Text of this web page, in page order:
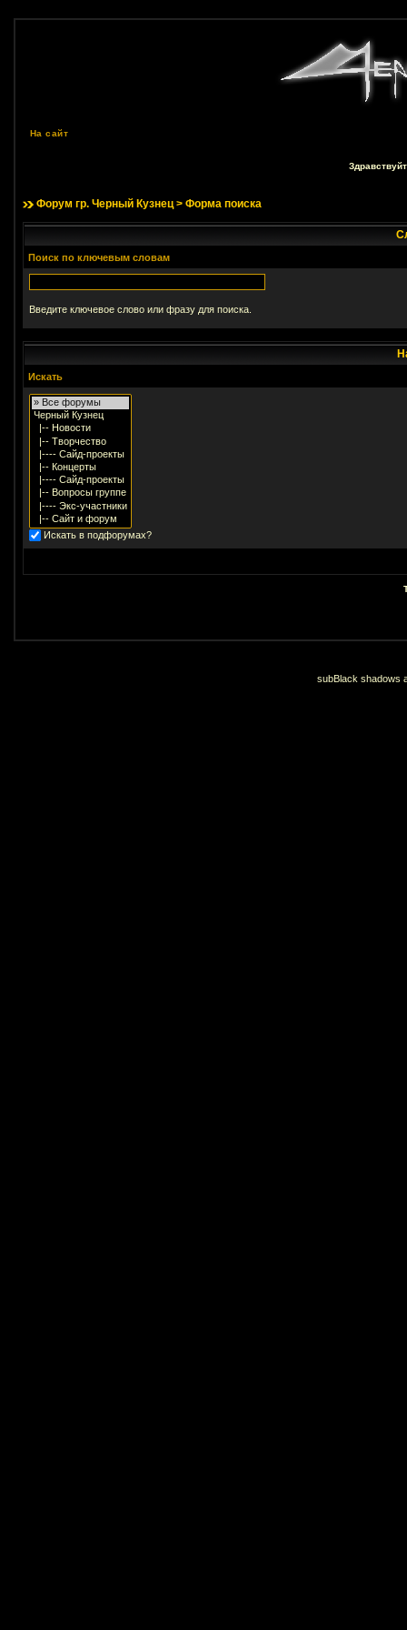
На сайт
Форум гр. Черный Кузнец> Форма поиска
Поиск по ключевым словам
Введите ключевое слово или фразу для поиска.
Искать
Искать в подфорумах?
subBlack shadows